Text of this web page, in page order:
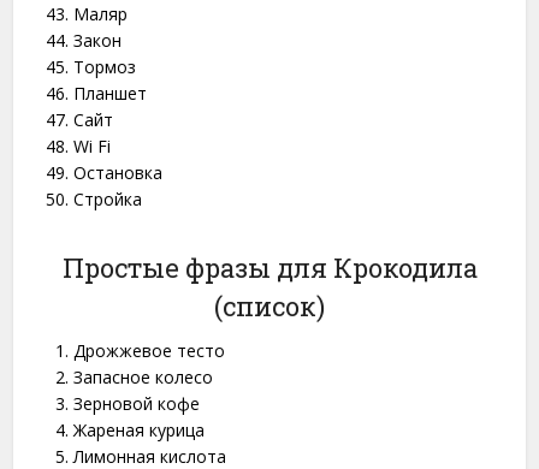
Маляр
Закон
Тормоз
Планшет
Сайт
Wi Fi
Остановка
Стройка
Простые фразы для Крокодила
(список)
Дрожжевое тесто
Запасное колесо
Зерновой кофе
Жареная курица
Лимонная кислота